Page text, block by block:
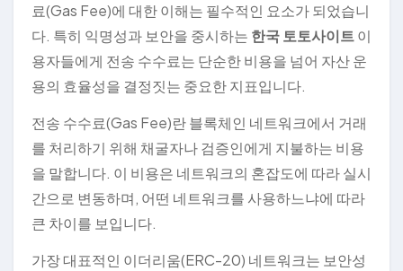
료(Gas Fee)에 대한 이해는 필수적인 요소가 되었습니
다. 특히 익명성과 보안을 중시하는 한국 토토사이트이
용자들에게 전송 수수료는 단순한 비용을 넘어 자산 운
용의 효율성을 결정짓는 중요한 지표입니다.
전송 수수료(Gas Fee)란 블록체인 네트워크에서 거래
를 처리하기 위해 채굴자나 검증인에게 지불하는 비용
을 말합니다. 이 비용은 네트워크의 혼잡도에 따라 실시
간으로 변동하며, 어떤 네트워크를 사용하느냐에 따라
큰 차이를 보입니다.
가장 대표적인 이더리움(ERC-20) 네트워크는 보안성